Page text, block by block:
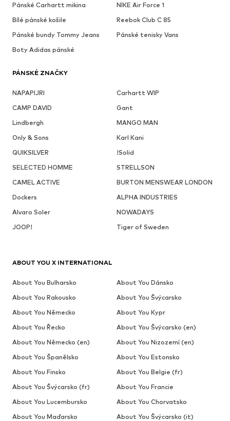
Pánské Carhartt mikina
NIKE Air Force 1
Bílé pánské košile
Reebok Club C 85
Pánské bundy Tommy Jeans
Pánské tenisky Vans
Boty Adidas pánské
PÁNSKÉ ZNAČKY
NAPAPIJRI
Carhartt WIP
CAMP DAVID
Gant
Lindbergh
MANGO MAN
Only & Sons
Karl Kani
QUIKSILVER
!Solid
SELECTED HOMME
STRELLSON
CAMEL ACTIVE
BURTON MENSWEAR LONDON
Dockers
ALPHA INDUSTRIES
Alvaro Soler
NOWADAYS
JOOP!
Tiger of Sweden
ABOUT YOU X INTERNATIONAL
About You Bulharsko
About You Dánsko
About You Rakousko
About You Švýcarsko
About You Německo
About You Kypr
About You Řecko
About You Švýcarsko (en)
About You Německo (en)
About You Nizozemí (en)
About You Španělsko
About You Estonsko
About You Finsko
About You Belgie (fr)
About You Švýcarsko (fr)
About You Francie
About You Lucembursko
About You Chorvatsko
About You Maďarsko
About You Švýcarsko (it)